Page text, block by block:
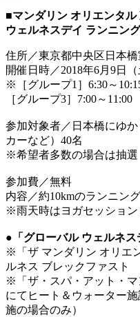
■マンダリン オリエンタ
ウェルネスデイ ランニン
住所／東京都中央区日本橋
開催日時／2018年6月9日
※［グループ1］6:30～
［グループ3］7:00～11:00
参加対象者／日本橋にゆ
カーなど）40名
※希望者多数の場合は抽選
参加費／無料
内容／約10kmのランニング
※雨天時はヨガセッション
● 「グローバル ウェルネ
※「ザ マンダリン オリエ
ルネス ブレックファスト
※「ザ・スパ・アット・マ
にてヒート＆ウォーター
施の場合のみ）